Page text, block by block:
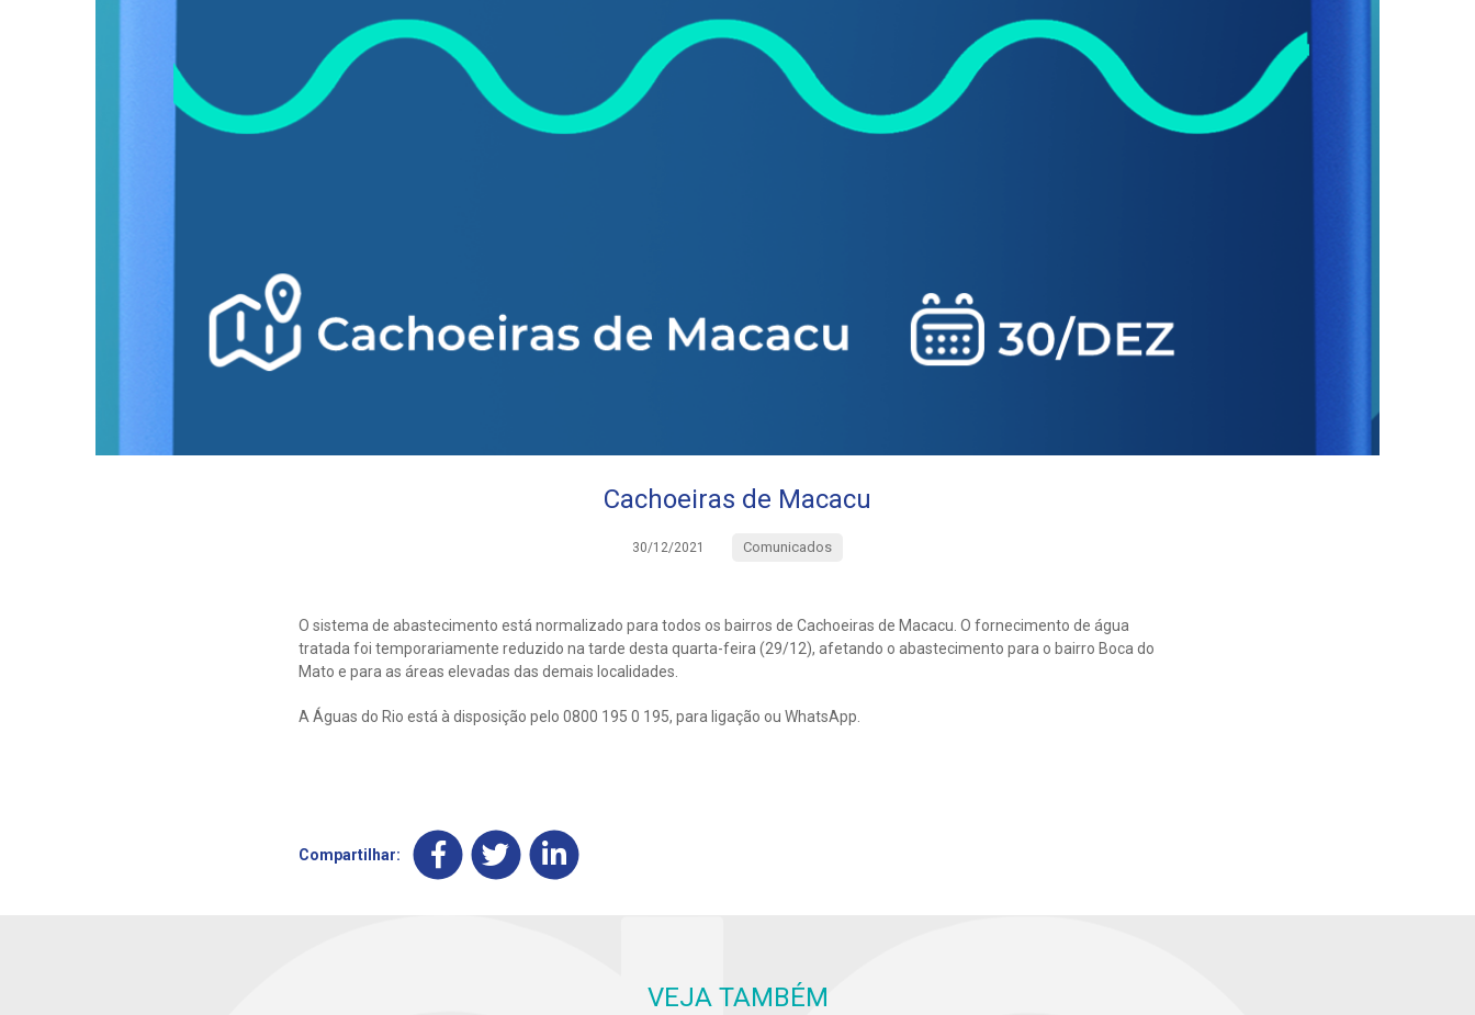
Cachoeiras de Macacu
30/12/2021 Comunicados
O sistema de abastecimento está normalizado para todos os bairros de Cachoeiras de Macacu. O fornecimento de água
tratada foi temporariamente reduzido na tarde desta quarta-feira (29/12), afetando o abastecimento para o bairro Boca do
Mato e para as áreas elevadas das demais localidades.
A Águas do Rio está à disposição pelo 0800 195 0 195, para ligação ou WhatsApp.
Compartilhar:
VEJA TAMBÉM